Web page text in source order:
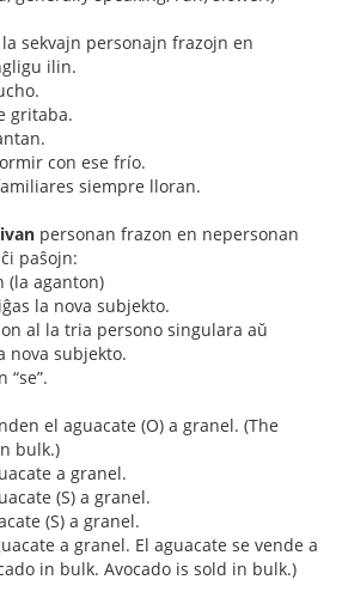
sekvajn personajn frazojn en
ilin.
gritaba.
con ese frío.
siempre lloran.
personan frazon en nepersonan
paŝojn:
(la aganton)
la nova subjekto.
al la tria persono singulara aŭ
nova subjekto.
el aguacate (O) a granel. (The
bulk.)
a granel.
(S) a granel.
(S) a granel.
a granel. El aguacate se vende a
in bulk. Avocado is sold in bulk.)